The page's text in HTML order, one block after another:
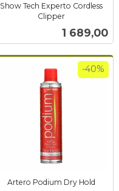
Show Tech Experto Cordless
Clipper
Pris
1 689,00
Artero Podium Dry Hold
-40%